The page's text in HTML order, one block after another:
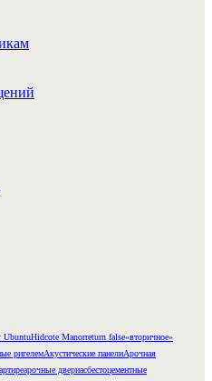
UbuntuHidcote Manorreturn false«вторичное»
ригелемАкустические панелиАрочная
арочные двериасбестоцементные